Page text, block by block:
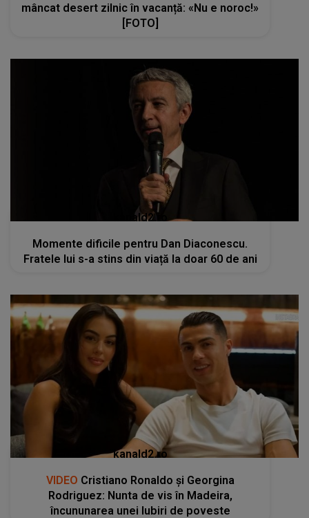
mâncat desert zilnic în vacanță: «Nu e noroc!»
[FOTO]
kanald2.ro
Momente dificile pentru Dan Diaconescu.
Fratele lui s-a stins din viață la doar 60 de ani
kanald2.ro
VIDEO Cristiano Ronaldo și Georgina
Rodriguez: Nunta de vis în Madeira,
încununarea unei Iubiri de poveste